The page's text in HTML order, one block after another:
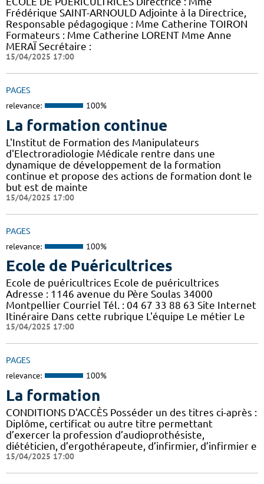
Frédérique SAINT-ARNOULD Adjointe à la Directrice,
Responsable pédagogique : Mme Catherine TOIRON
Formateurs : Mme Catherine LORENT Mme Anne
MERAÏ Secrétaire :
15/04/2025 17:00
PAGES
relevance: 100%
La formation continue
L'Institut de Formation des Manipulateurs
d'Electroradiologie Médicale rentre dans une
dynamique de développement de la formation
continue et propose des actions de formation dont le
but est de mainte
15/04/2025 17:00
PAGES
relevance: 100%
Ecole de Puéricultrices
Ecole de puéricultrices Ecole de puéricultrices
Adresse : 1146 avenue du Père Soulas 34000
Montpellier Courriel Tél. : 04 67 33 88 63 Site Internet
Itinéraire Dans cette rubrique L'équipe Le métier Le
15/04/2025 17:00
PAGES
relevance: 100%
La formation
CONDITIONS D'ACCÈS Posséder un des titres ci-après :
Diplôme, certificat ou autre titre permettant
d’exercer la profession d’audioprothésiste,
diététicien, d’ergothérapeute, d’infirmier, d’infirmier e
15/04/2025 17:00